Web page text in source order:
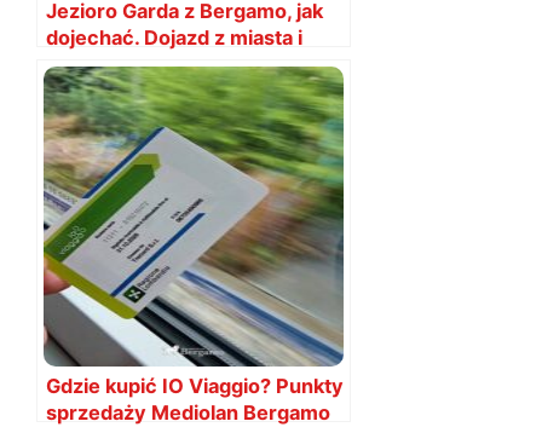
Jezioro Garda z Bergamo, jak
dojechać. Dojazd z miasta i
lotniska
Gdzie kupić IO Viaggio? Punkty
sprzedaży Mediolan Bergamo